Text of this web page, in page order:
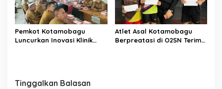
Pemkot Kotamobagu
Luncurkan Inovasi Klinik
Atlet Asal Kotamobagu
Berpreatasi di O2SN Terima
Tinggalkan Balasan